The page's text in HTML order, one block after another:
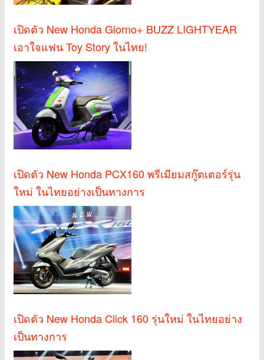
เปิดตัว New Honda Giorno+ BUZZ LIGHTYEAR
เอาใจแฟน Toy Story ในไทย!
เปิดตัว New Honda PCX160 พรีเมียมสกู๊ตเตอร์รุ่น
ใหม่ ในไทยอย่างเป็นทางการ
เปิดตัว New Honda Click 160 รุ่นใหม่ ในไทยอย่าง
เป็นทางการ